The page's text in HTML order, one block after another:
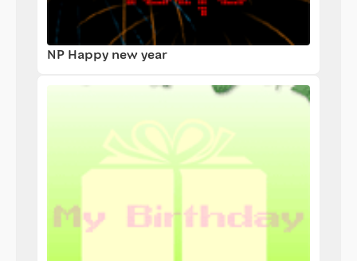
NP Happy new year